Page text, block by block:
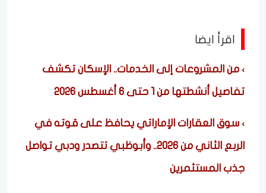
اقرأ ايضا
من المشروعات إلى الخدمات.. الإسكان تكشف
تفاصيل أنشطتها من 1 حتى 6 أغسطس 2026
سوق العقارات الإماراتي يحافظ على قوته في
الربع الثاني من 2026.. وأبوظبي تتصدر ودبي تواصل
جذب المستثمرين